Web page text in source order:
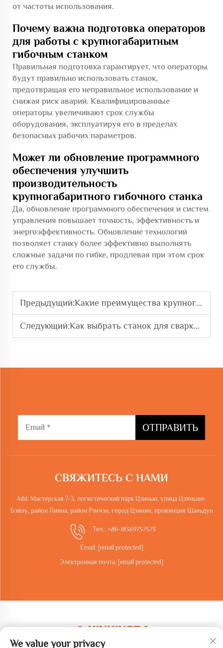
от частоты использования.
Почему важна подготовка операторов
для работы с крупногабаритным
гибочным станком
Правильная подготовка гарантирует, что операторы
будут правильно использовать станок,
предотвращая его неправильное использование и
снижая риск аварий. Квалифицированные
операторы увеличивают срок службы
оборудования, эксплуатируя его в пределах
безопасных рабочих параметров.
Может ли обновление программного
обеспечения улучшить
производительность
крупногабаритного гибочного станка
Да, обновление программного обеспечения и систем
управления повышает точность, эффективность и
энергоэффективность. Обновление технологий
позволяет станку более эффективно выполнять
сложные задачи по гибке, продлевая при этом срок
его службы.
Предыдущий:Какие преимущества крупногабаритный гибочный станок приносит строителям
Следующий:Как выбрать станок для сварки арматурных каркасов в строительстве
ОТПРАВИТЬ
СВЯЖИТЕСЬ С НАМИ
Add: Мастерская 7-3, логистический парк Цзинью, улица Цзяньше-
Бэйлу, район Лиина, район Рэнчэн, город Цзинин, провинция Шаньдун
Тел.: +86-18369757573
Email: [email protected]
Электронная почта: [email protected]
We value your privacy